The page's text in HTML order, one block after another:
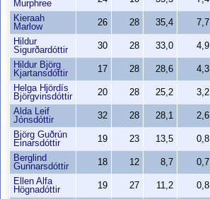
Murphree
Kieraah
Marlow
26 28 35,4 7,7
Hildur
Sigurðardóttir
30 28 33,0 4,9
Hildur Björg
Kjartansdóttir
17 28 28,6 4,3
Helga Hjördís
Björgvinsdóttir
20 28 25,2 3,2
Alda Leif
Jónsdóttir
32 28 28,1 2,6
Björg Guðrún
Einarsdóttir
19 23 13,5 0,8
Berglind
Gunnarsdóttir
18 12 8,7 0,7
Ellen Alfa
Högnadóttir
19 27 11,2 0,8